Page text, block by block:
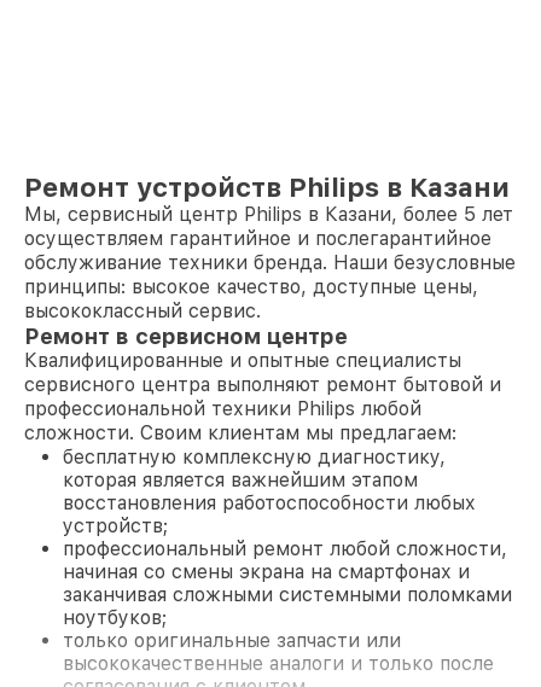
Ремонт устройств Philips в Казани
Мы, сервисный центр Philips в Казани, более 5 лет
осуществляем гарантийное и послегарантийное
обслуживание техники бренда. Наши безусловные
принципы: высокое качество, доступные цены,
высококлассный сервис.
Ремонт в сервисном центре
Квалифицированные и опытные специалисты
сервисного центра выполняют ремонт бытовой и
профессиональной техники Philips любой
сложности. Своим клиентам мы предлагаем:
бесплатную комплексную диагностику,
которая является важнейшим этапом
восстановления работоспособности любых
устройств;
профессиональный ремонт любой сложности,
начиная со смены экрана на смартфонах и
заканчивая сложными системными поломками
ноутбуков;
только оригинальные запчасти или
высококачественные аналоги и только после